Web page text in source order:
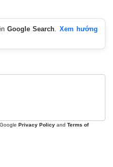
Thị trường
Chứng khoán
Google Search
Xem hướng
Privacy Policy and Terms of